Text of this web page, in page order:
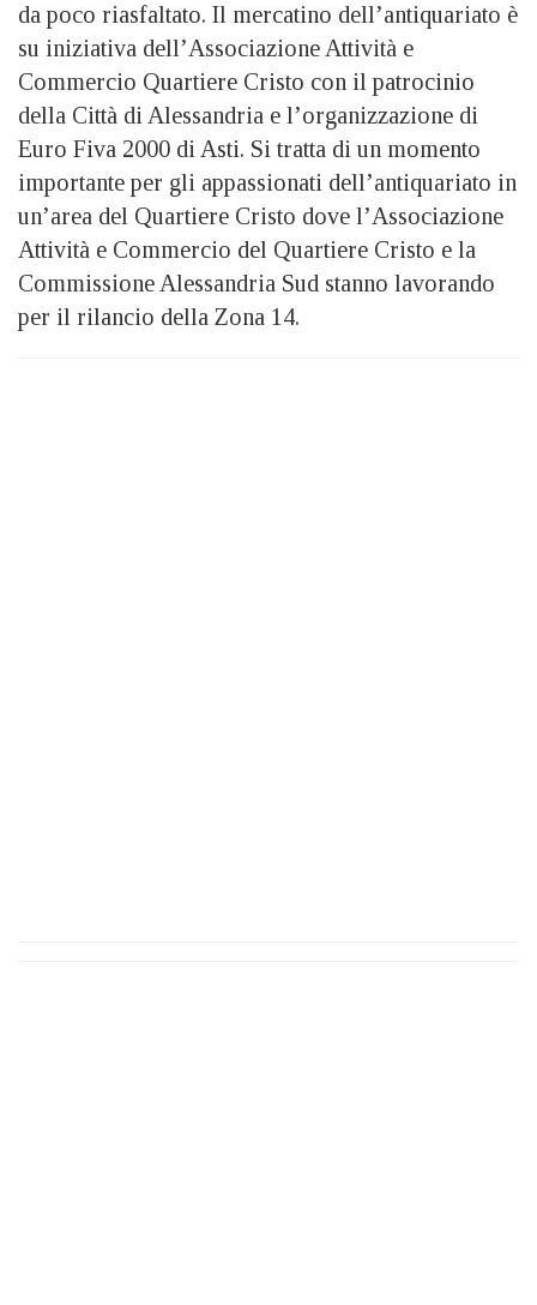
da poco riasfaltato. Il mercatino dell’antiquariato è
su iniziativa dell’Associazione Attività e
Commercio Quartiere Cristo con il patrocinio
della Città di Alessandria e l’organizzazione di
Euro Fiva 2000 di Asti. Si tratta di un momento
importante per gli appassionati dell’antiquariato in
un’area del Quartiere Cristo dove l’Associazione
Attività e Commercio del Quartiere Cristo e la
Commissione Alessandria Sud stanno lavorando
per il rilancio della Zona 14.